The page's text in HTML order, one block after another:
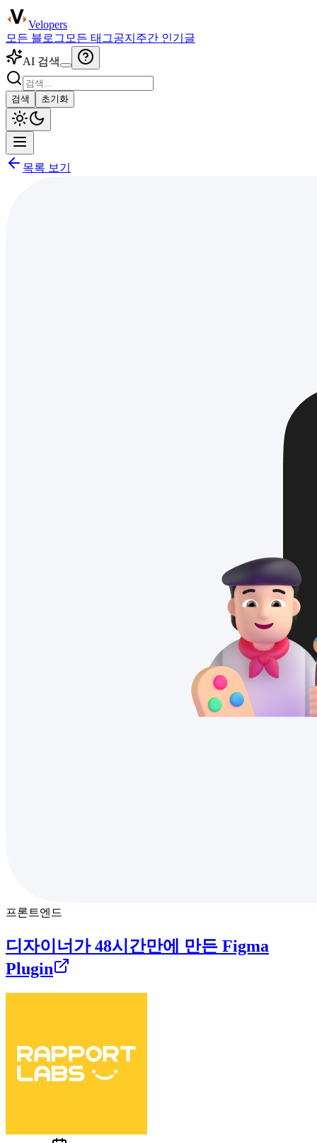
Velopers
모든 블로그 모든 태그공지 주간 인기글
AI 검색
검색 초기화
목록 보기
프론트엔드
디자이너가 48시간만에 만든 Figma
Plugin